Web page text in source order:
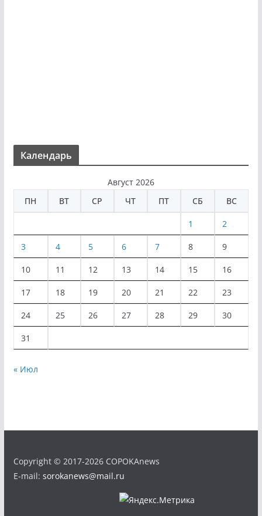
Календарь
Август 2026
ПН
ВТ СР ЧТ ПТ СБ ВС
1 2
3 4 5 6 7 8 9
10 11 12 13 14 15 16
17 18 19 20 21 22 23
24 25 26 27 28 29 30
31
« Июл
Copyright © 2017-2026 COPOKAnews
E-mail: sorokanews@mail.ru